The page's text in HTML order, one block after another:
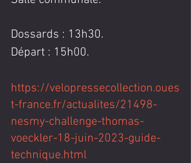
Dossards : 13h30.
Départ : 15h00.
https://velopressecollection.oues
t-france.fr/actualites/21498-
nesmy-challenge-thomas-
voeckler-18-juin-2023-guide-
technique.html